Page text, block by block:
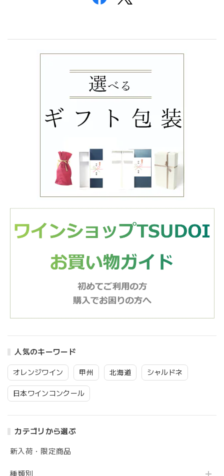
人気のキーワード
オレンジワイン 甲州 北海道 シャルドネ
日本ワインコンクール
カテゴリから選ぶ
新入荷・限定商品
種類別